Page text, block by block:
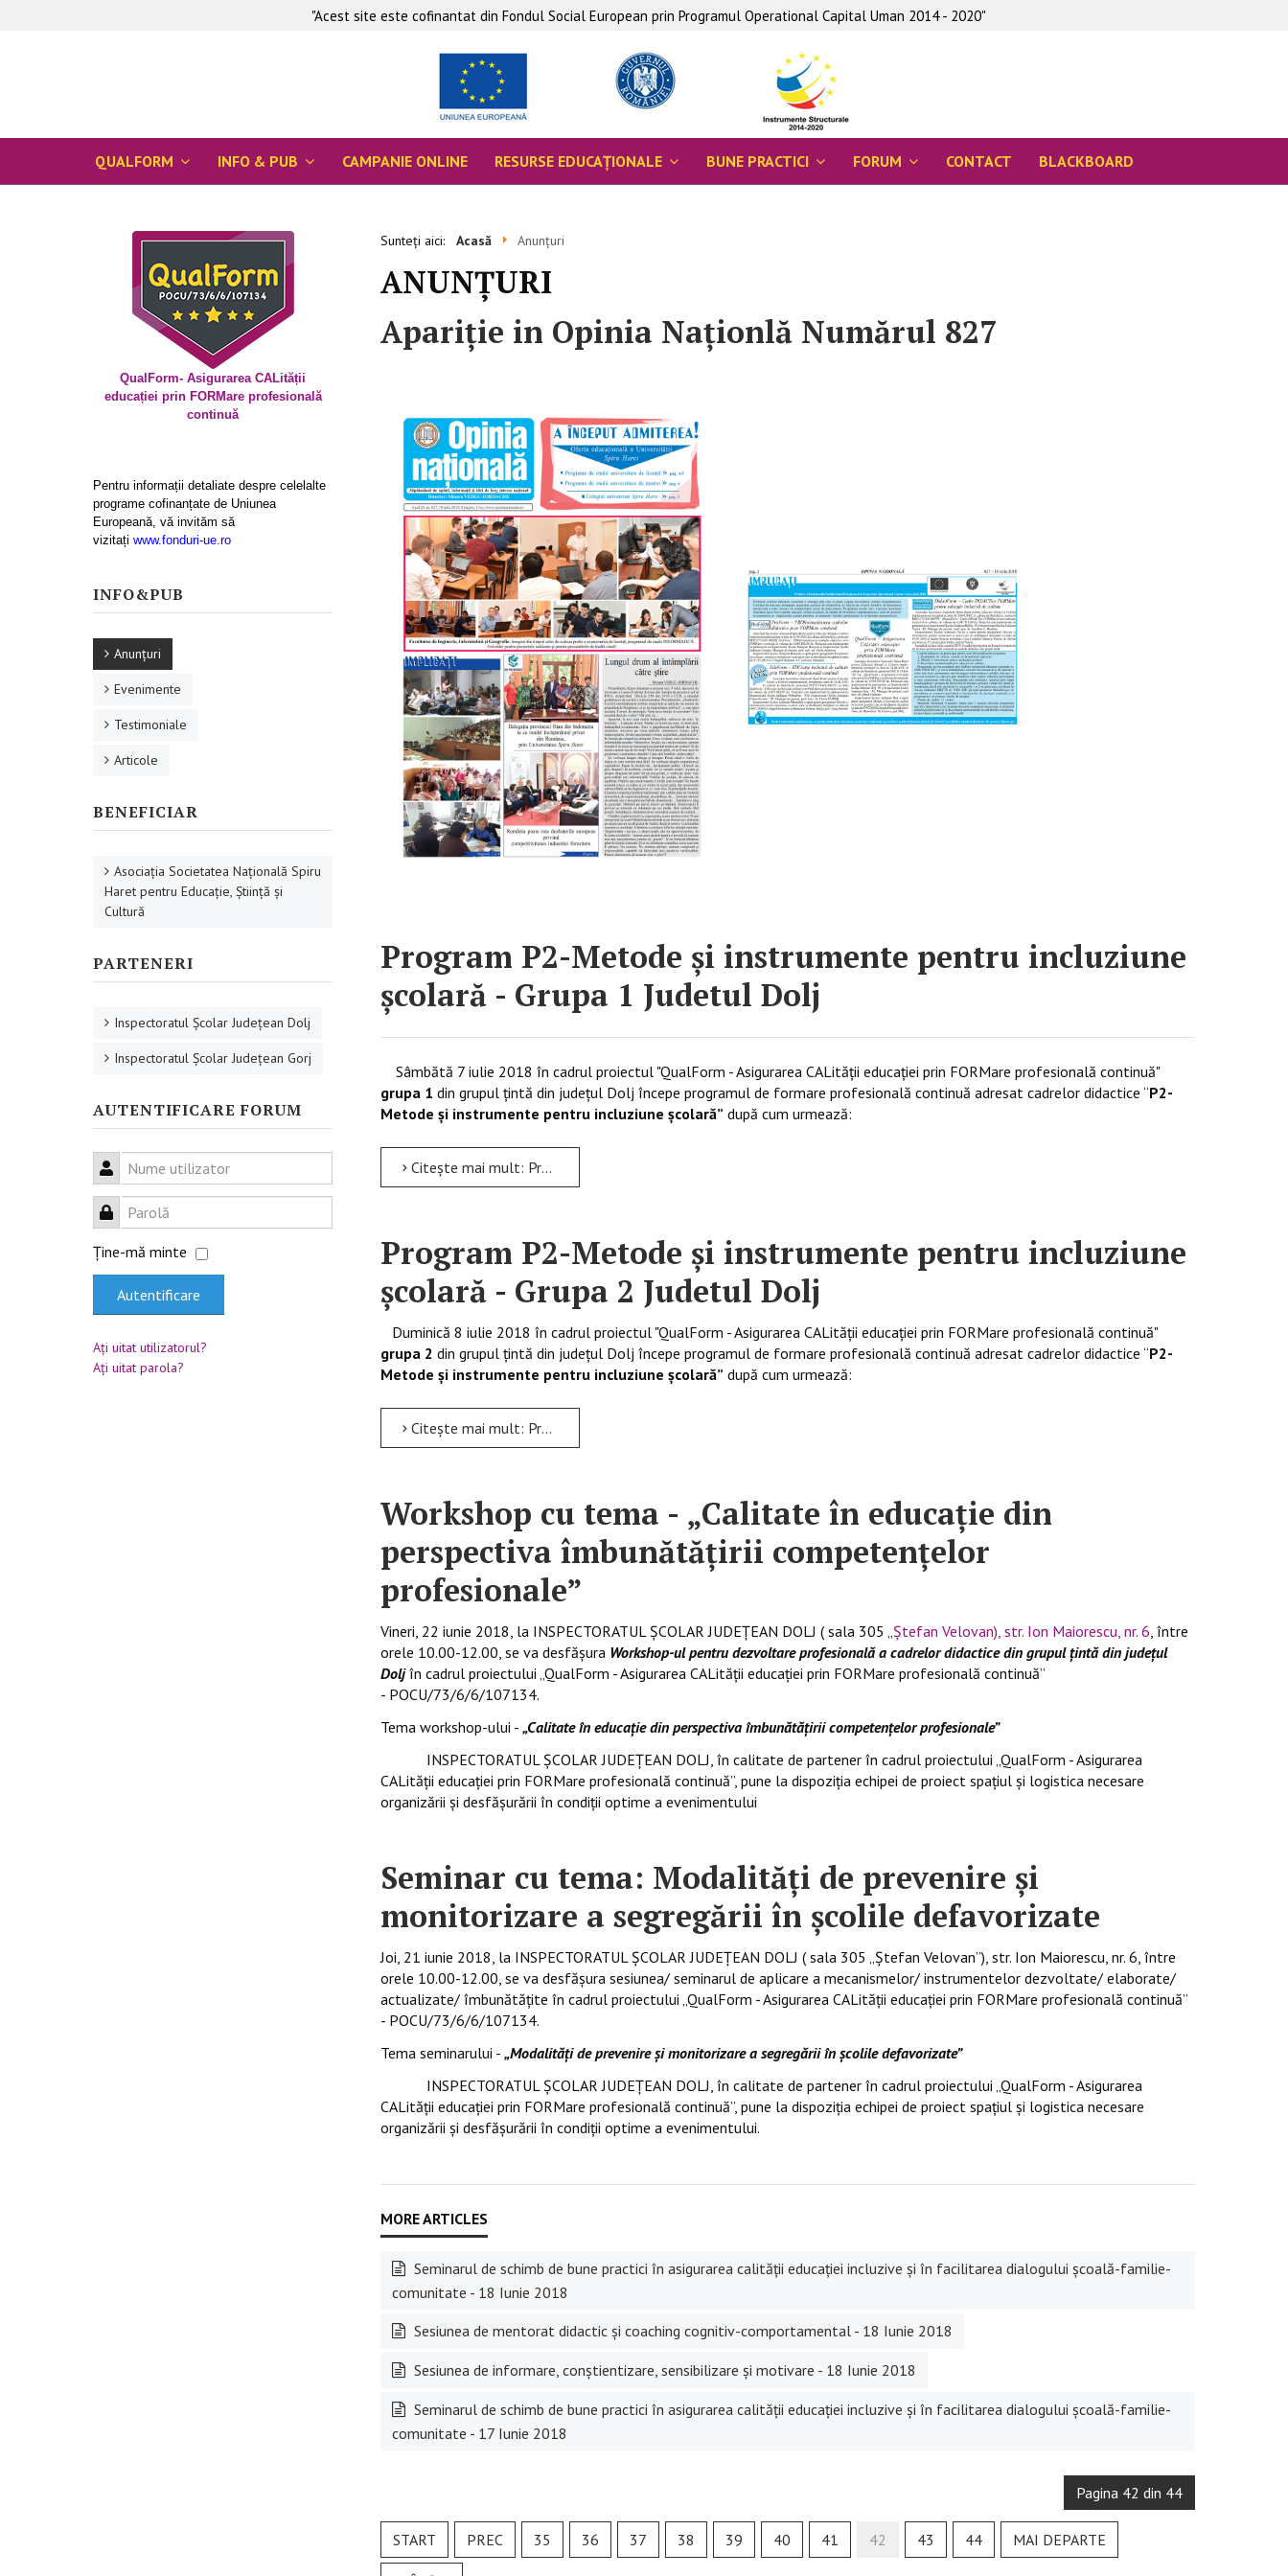
"Acest site este cofinantat din Fondul Social European prin Programul Operational Capital Uman 2014 - 2020"
QUALFORM INFO & PUB CAMPANIE ONLINE RESURSE EDUCAŢIONALE BUNE PRACTICI FORUM CONTACT BLACKBOARD
QualForm- Asigurarea CALității
educației prin FORMare profesională
continuă
Pentru informații detaliate despre celelalte
programe cofinanțate de Uniunea
Europeană, vă invităm să
vizitați www.fonduri-ue.ro
INFO&PUB
Anunţuri
Evenimente
Testimoniale
Articole
BENEFICIAR
Asociaţia Societatea Naţională Spiru
Haret pentru Educaţie, Ştiinţă şi
Cultură
PARTENERI
Inspectoratul Şcolar Judeţean Dolj
Inspectoratul Şcolar Judeţean Gorj
AUTENTIFICARE FORUM
Nume utilizator
Parolă
Ţine-mă minte
Autentificare
Aţi uitat utilizatorul?
Aţi uitat parola?
Sunteți aici: Acasă Anunţuri
ANUNŢURI
Apariţie in Opinia Naţionlă Numărul 827
Program P2-Metode și instrumente pentru incluziune
școlară - Grupa 1 Judetul Dolj
Sâmbătă 7 iulie 2018 în cadrul proiectul "QualForm - Asigurarea CALităţii educaţiei prin FORMare profesională continuă"
grupa 1 din grupul țintă din județul Dolj începe programul de formare profesională continuă adresat cadrelor didactice “P2-
Metode și instrumente pentru incluziune școlară” după cum urmează:
Citește mai mult: Program P2-Metode și instrumente pentru incluziune școlară - Grupa 1 Judetul Dolj
Program P2-Metode și instrumente pentru incluziune
școlară - Grupa 2 Judetul Dolj
Duminică 8 iulie 2018 în cadrul proiectul "QualForm - Asigurarea CALităţii educaţiei prin FORMare profesională continuă"
grupa 2 din grupul țintă din județul Dolj începe programul de formare profesională continuă adresat cadrelor didactice “P2-
Metode și instrumente pentru incluziune școlară” după cum urmează:
Citește mai mult: Program P2-Metode și instrumente pentru incluziune școlară - Grupa 2 Judetul Dolj
Workshop cu tema - „Calitate în educație din
perspectiva îmbunătățirii competențelor
profesionale”
Vineri, 22 iunie 2018, la INSPECTORATUL ȘCOLAR JUDEȚEAN DOLJ ( sala 305 „Ștefan Velovan), str. Ion Maiorescu, nr. 6, între
orele 10.00-12.00, se va desfășura Workshop-ul pentru dezvoltare profesională a cadrelor didactice din grupul țintă din județul
Doljîn cadrul proiectului „QualForm - Asigurarea CALităţii educaţiei prin FORMare profesională continuă”
- POCU/73/6/6/107134.
Tema workshop-ului - „Calitate în educație din perspectiva îmbunătățirii competențelor profesionale”
INSPECTORATUL ȘCOLAR JUDEȚEAN DOLJ, în calitate de partener în cadrul proiectului „QualForm - Asigurarea
CALităţii educaţiei prin FORMare profesională continuă”, pune la dispoziția echipei de proiect spațiul și logistica necesare
organizării și desfășurării în condiții optime a evenimentului
Seminar cu tema: Modalități de prevenire și
monitorizare a segregării în școlile defavorizate
Joi, 21 iunie 2018, la INSPECTORATUL ȘCOLAR JUDEȚEAN DOLJ ( sala 305 „Ștefan Velovan”), str. Ion Maiorescu, nr. 6, între
orele 10.00-12.00, se va desfășura sesiunea/ seminarul de aplicare a mecanismelor/ instrumentelor dezvoltate/ elaborate/
actualizate/ îmbunătățite în cadrul proiectului „QualForm - Asigurarea CALităţii educaţiei prin FORMare profesională continuă”
- POCU/73/6/6/107134.
Tema seminarului - „Modalități de prevenire și monitorizare a segregării în școlile defavorizate”
INSPECTORATUL ȘCOLAR JUDEȚEAN DOLJ, în calitate de partener în cadrul proiectului „QualForm - Asigurarea
CALităţii educaţiei prin FORMare profesională continuă”, pune la dispoziția echipei de proiect spațiul și logistica necesare
organizării și desfășurării în condiții optime a evenimentului.
Seminarul de schimb de bune practici în asigurarea calității educației incluzive și în facilitarea dialogului școală-familie-
comunitate - 18 Iunie 2018
Sesiunea de mentorat didactic și coaching cognitiv-comportamental - 18 Iunie 2018
Sesiunea de informare, conștientizare, sensibilizare și motivare - 18 Iunie 2018
Seminarul de schimb de bune practici în asigurarea calității educației incluzive și în facilitarea dialogului școală-familie-
comunitate - 17 Iunie 2018
Pagina 42 din 44
START PREC 35 36 37 38 39 40 41 42 43 44 MAI DEPARTE